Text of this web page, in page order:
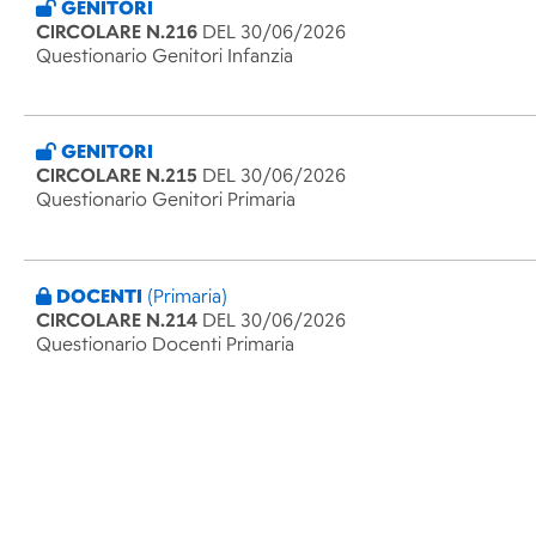
GENITORI
CIRCOLARE N.216 DEL 30/06/2026
Questionario Genitori Infanzia
GENITORI
CIRCOLARE N.215 DEL 30/06/2026
Questionario Genitori Primaria
DOCENTI (Primaria)
CIRCOLARE N.214 DEL 30/06/2026
Questionario Docenti Primaria